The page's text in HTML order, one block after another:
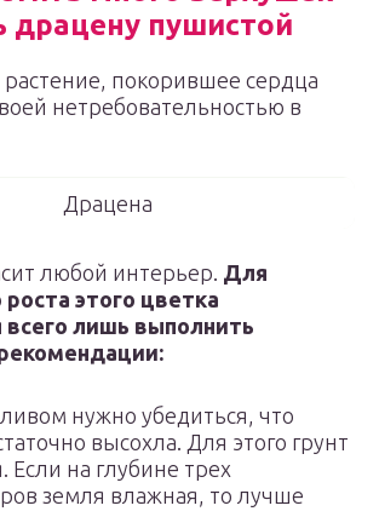
драцену пушистой
растение, покорившее сердца
нетребовательностью в
Драцена
любой интерьер. Для
этого цветка
всего лишь выполнить
нужно убедиться, что
высохла. Для этого грунт
Если на глубине трех
земля влажная, то лучше